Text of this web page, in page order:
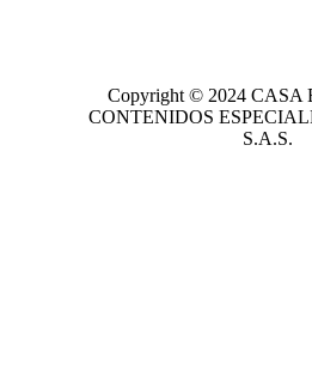
Copyright © 2024 CASA
CONTENIDOS
S.A.S.